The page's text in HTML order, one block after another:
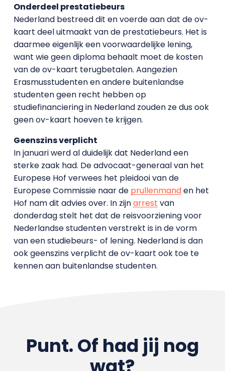
Onderdeel prestatiebeurs
Nederland bestreed dit en voerde aan dat de ov-
kaart deel uitmaakt van de prestatiebeurs. Het is
daarmee eigenlijk een voorwaardelijke lening,
want wie geen diploma behaalt moet de kosten
van de ov-kaart terugbetalen. Aangezien
Erasmusstudenten en andere buitenlandse
studenten geen recht hebben op
studiefinanciering in Nederland zouden ze dus ook
geen ov-kaart hoeven te krijgen.
Geenszins verplicht
In januari werd al duidelijk dat Nederland een
sterke zaak had. De advocaat-generaal van het
Europese Hof verwees het pleidooi van de
Europese Commissie naar de prullenmanden het
Hof nam dit advies over. In zijnarrest van
donderdag stelt het dat de reisvoorziening voor
Nederlandse studenten verstrekt is in de vorm
van een studiebeurs- of lening. Nederland is dan
ook geenszins verplicht de ov-kaart ook toe te
kennen aan buitenlandse studenten.
Punt. Of had jij nog